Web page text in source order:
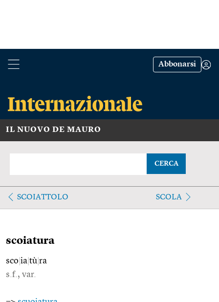
Abbonarsi
IL NUOVO DE MAURO
CERCA
SCOIATTOLO SCOLA
scoiatura
sco ia tù ra
s.f., var.